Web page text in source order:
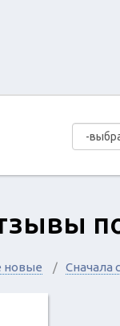
новые Сначала